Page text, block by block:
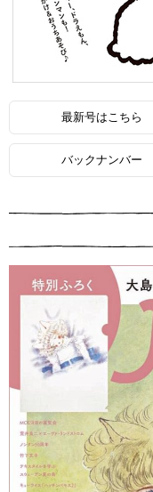
最新号はこちら
バックナンバー